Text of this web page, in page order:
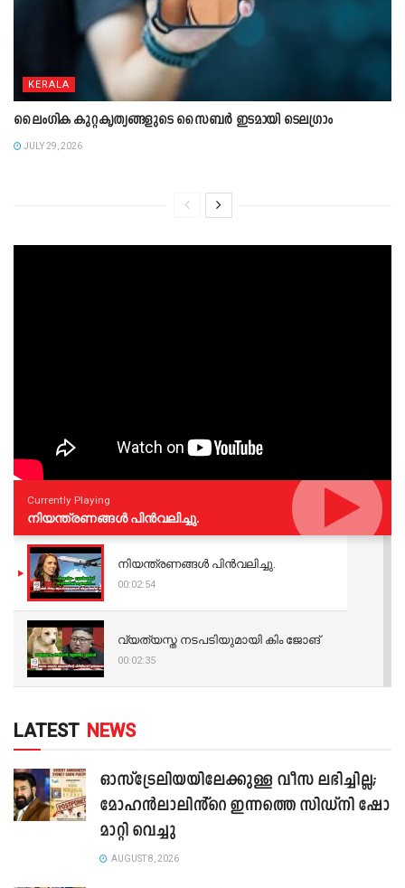
KERALA
ലൈംഗിക കുറ്റകൃത്യങ്ങളുടെ സൈബർ ഇടമായി ടെലഗ്രാം
JULY 29, 2026
Currently Playing
നിയന്ത്രണങ്ങള്‍ പിന്‍വലിച്ചു.
നിയന്ത്രണങ്ങള്‍ പിന്‍വലിച്ചു.
00:02:54
വ്യത്യസ്ത നടപടിയുമായി കിം ജോങ്
00:02:35
LATEST NEWS
ഓസ്‌ട്രേലിയയിലേക്കുള്ള വീസ ലഭിച്ചില്ല;
മോഹൻലാലിൻ്റെ ഇന്നത്തെ സിഡ്നി ഷോ
മാറ്റി വെച്ചു
AUGUST 8, 2026